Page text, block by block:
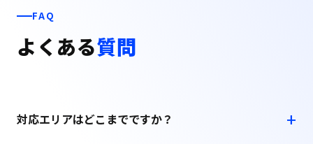
FAQ
よくある質問
対応エリアはどこまでですか？